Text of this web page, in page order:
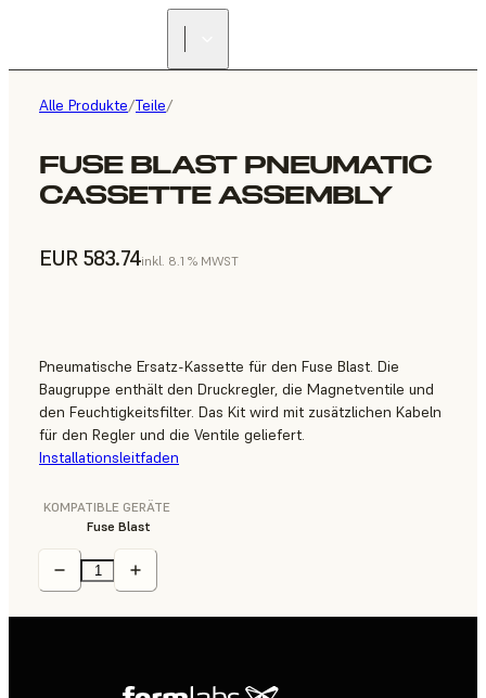
Alle Produkte/Teile/
FUSE BLAST PNEUMATIC
CASSETTE ASSEMBLY
EUR 583.74inkl. 8.1 % MWST
Pneumatische Ersatz-Kassette für den Fuse Blast. Die
Baugruppe enthält den Druckregler, die Magnetventile und
den Feuchtigkeitsfilter. Das Kit wird mit zusätzlichen Kabeln
für den Regler und die Ventile geliefert.
Installationsleitfaden
KOMPATIBLE GERÄTE
Fuse Blast